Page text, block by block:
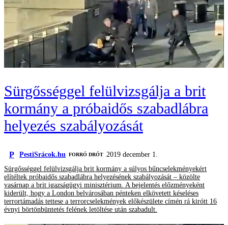
Sürgősséggel felülvizsgálja a brit
kormány a próbaidős szabadlábra
helyezés szabályozását
P PestiSrácok.hu FORRÓ DRÓT 2019 december 1.
Sürgősséggel felülvizsgálja brit kormány a súlyos bűncselekményekért
elítéltek próbaidős szabadlábra helyezésének szabályozását – közölte
vasárnap a brit igazságügyi minisztérium. A bejelentés előzményeként
kiderült, hogy a London belvárosában pénteken elkövetett késeléses
terrortámadás tettese a terrorcselekmények előkészülete címén rá kirótt 16
évnyi börtönbüntetés felének letöltése után szabadult.